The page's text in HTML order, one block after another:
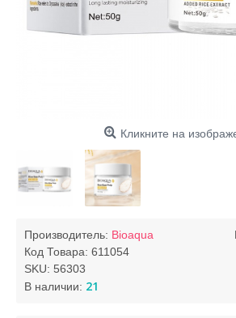
Кликните на
Производитель: Bioaqua
Код Товара: 611054
SKU: 56303
В наличии: 21